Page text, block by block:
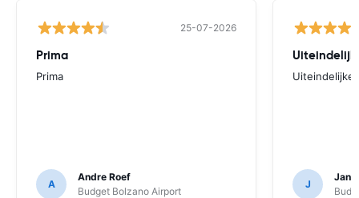
25-07-2026
Prima
Prima
A
Andre Roef
Budget Bolzano Airport
Uiteindelijke
J
Jan